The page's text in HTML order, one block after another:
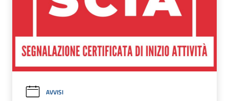
AVVISI